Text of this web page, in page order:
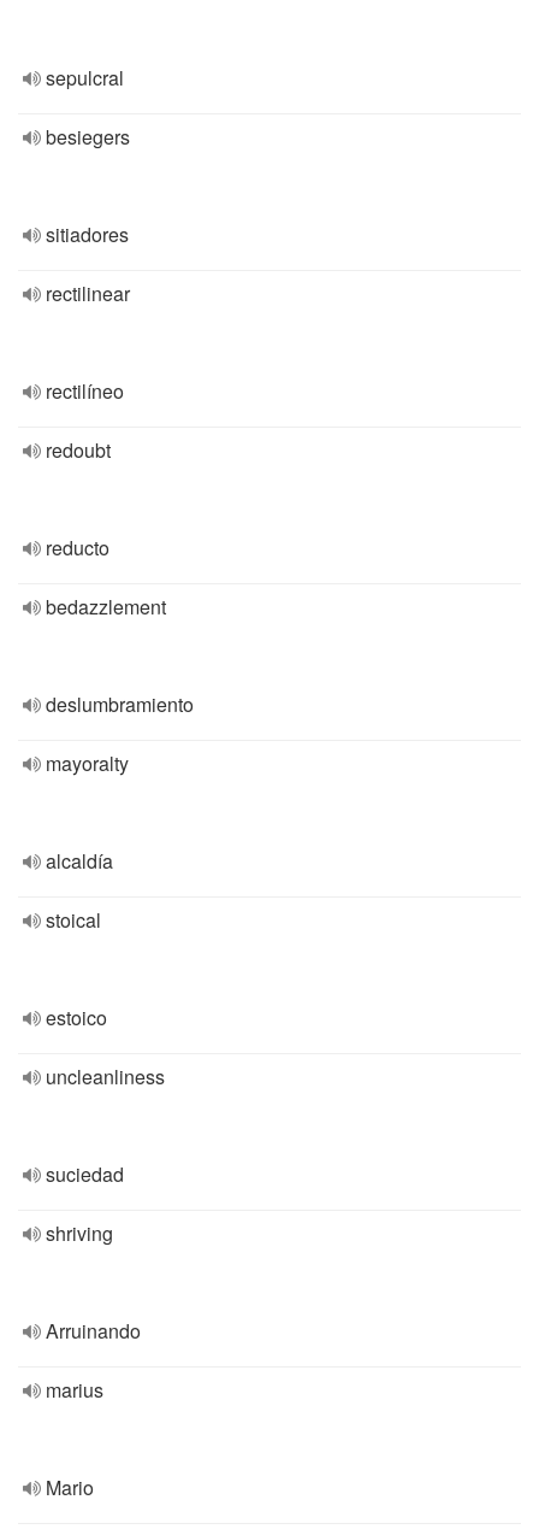
sepulcral
besiegers
sitiadores
rectilinear
rectilíneo
redoubt
reducto
bedazzlement
deslumbramiento
mayoralty
alcaldía
stoical
estoico
uncleanliness
suciedad
shriving
Arruinando
marius
Mario